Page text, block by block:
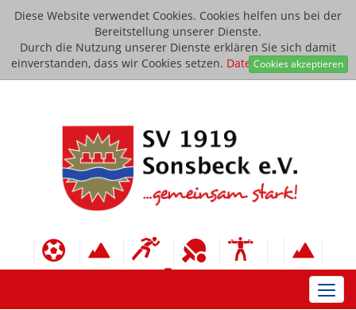
Diese Website verwendet Cookies. Cookies helfen uns bei der
Bereitstellung unserer Dienste.
Durch die Nutzung unserer Dienste erklären Sie sich damit
einverstanden, dass wir Cookies setzen. Datenschutzerklärung
Cookies akzeptieren